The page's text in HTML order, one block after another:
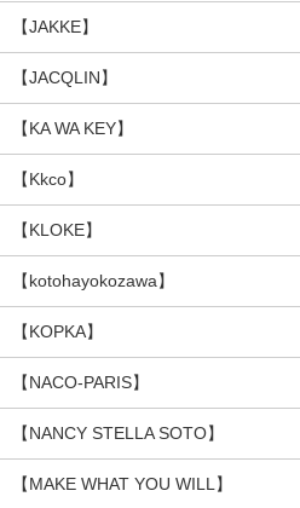
【JAKKE】
【JACQLIN】
【KA WA KEY】
【Kkco】
【KLOKE】
【kotohayokozawa】
【KOPKA】
【NACO-PARIS】
【NANCY STELLA SOTO】
【MAKE WHAT YOU WILL】